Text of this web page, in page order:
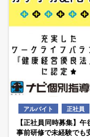
アルバイト 正社員
【正社員同時募集】
事前研修で未経験で